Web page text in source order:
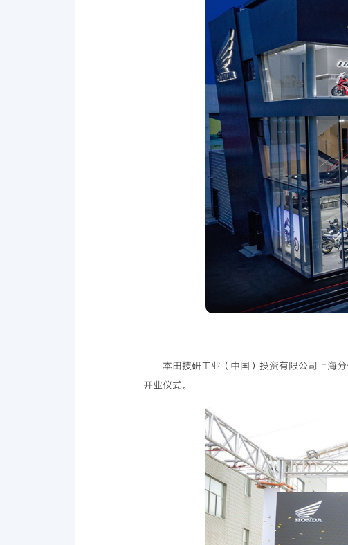
本田技研工业（中国）投资有限公司上海
开业仪式。